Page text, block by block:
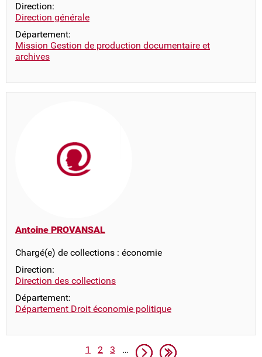
Direction:
Direction générale
Département:
Mission Gestion de production documentaire et
archives
Antoine PROVANSAL
Chargé(e) de collections : économie
Direction:
Direction des collections
Département:
Département Droit économie politique
Pagination
Page
1 Page
2 Page
3 … Page suivante
Dernière page